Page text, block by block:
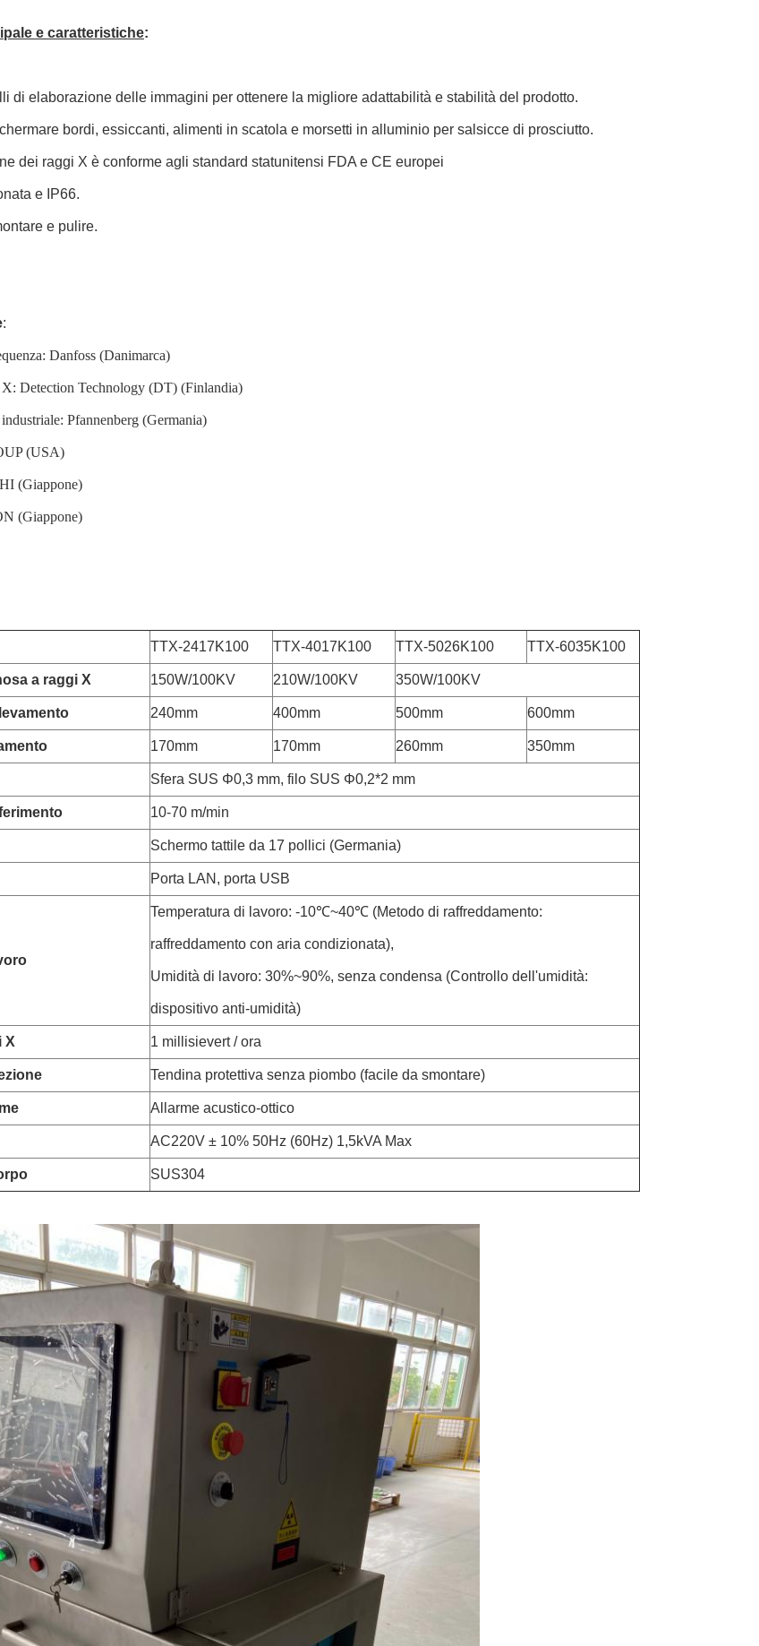
e caratteristiche:
di elaborazione delle immagini per ottenere la migliore adattabilità e stabilità del prodotto.
bordi, essiccanti, alimenti in scatola e morsetti in alluminio per salsicce di prosciutto.
dei raggi X è conforme agli standard statunitensi FDA e CE europei
e IP66.
e pulire.
:
Danfoss (Danimarca)
Detection Technology (DT) (Finlandia)
Pfannenberg (Germania)
(USA)
(Giappone)
(Giappone)
TTX-2417K100 TTX-4017K100 TTX-5026K100 TTX-6035K100
a raggi X 150W/100KV 210W/100KV 350W/100KV
240mm 400mm 500mm 600mm
170mm 170mm 260mm 350mm
Sfera SUS Φ0,3 mm, filo SUS Φ0,2*2 mm
10-70 m/min
Schermo tattile da 17 pollici (Germania)
Porta LAN, porta USB
Temperatura di lavoro: -10℃~40℃ (Metodo di raffreddamento:
raffreddamento con aria condizionata),
Umidità di lavoro: 30%~90%, senza condensa (Controllo dell'umidità:
dispositivo anti-umidità)
X 1 millisievert / ora
Tendina protettiva senza piombo (facile da smontare)
Allarme acustico-ottico
AC220V ± 10% 50Hz (60Hz) 1,5kVA Max
SUS304